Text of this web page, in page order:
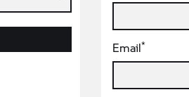
Email*